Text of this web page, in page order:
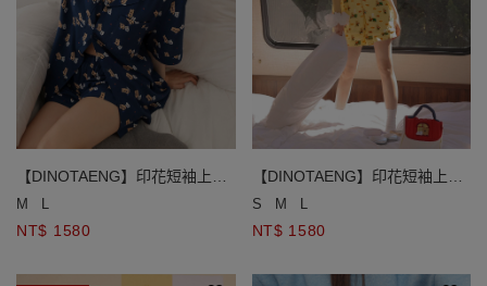
【DINOTAENG】印花短袖上衣
短褲家居服套裝
M L
NT$ 1580
【DINOTAENG】印花短袖上衣
短褲家居服套裝
S M L
NT$ 1580